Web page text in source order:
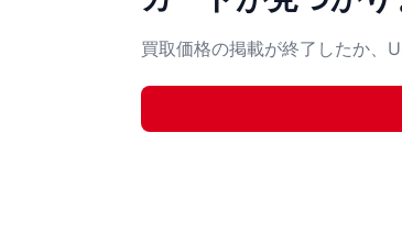
買取価格の掲載が終了したか、